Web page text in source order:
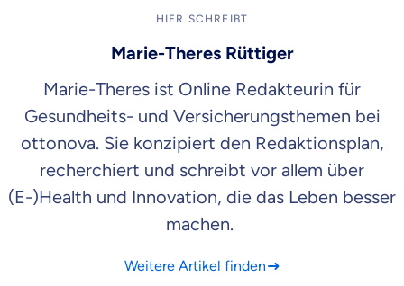
HIER SCHREIBT
Marie-Theres Rüttiger
Marie-Theres ist Online Redakteurin für
Gesundheits- und Versicherungsthemen bei
ottonova. Sie konzipiert den Redaktionsplan,
recherchiert und schreibt vor allem über
(E-)Health und Innovation, die das Leben besser
machen.
Weitere Artikel finden